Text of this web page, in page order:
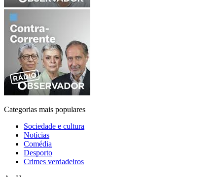
Categorias mais populares
Sociedade e cultura
Notícias
Comédia
Desporto
Crimes verdadeiros